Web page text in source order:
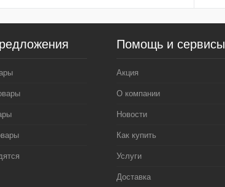
Помощь и сервисы
Акция
О компании
Новости
Как купить
Услуги
Доставка